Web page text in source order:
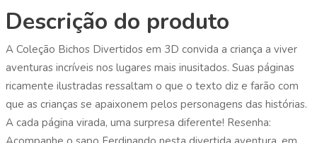
Descrição do produto
A Coleção Bichos Divertidos em 3D convida a criança a viver
aventuras incríveis nos lugares mais inusitados. Suas páginas
ricamente ilustradas ressaltam o que o texto diz e farão com
que as crianças se apaixonem pelos personagens das histórias.
A cada página virada, uma surpresa diferente! Resenha: